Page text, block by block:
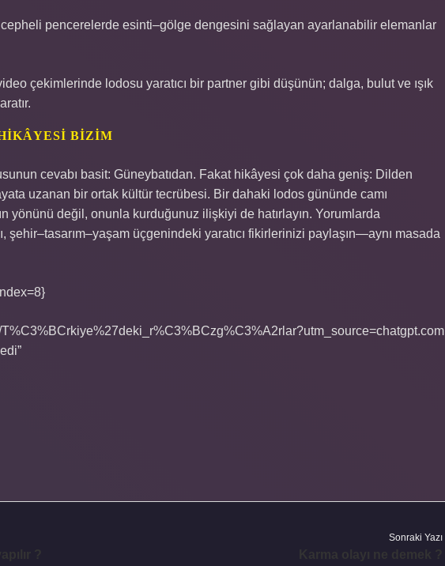
pencerelerde esinti–gölge dengesini sağlayan ayarlanabilir elemanlar
çekimlerinde lodosu yaratıcı bir partner gibi düşünün; dalga, bulut ve ışık
BIZIM
cevabı basit: Güneybatıdan. Fakat hikâyesi çok daha geniş: Dilden
uzanan bir ortak kültür tecrübesi. Bir dahaki lodos gününde camı
yönünü değil, onunla kurduğunuz ilişkiyi de hatırlayın. Yorumlarda
şehir–tasarım–yaşam üçgenindeki yaratıcı fikirlerinizi paylaşın—aynı masada
Sonraki Yazı